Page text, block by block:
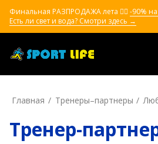
Финальная РАЗПРОДАЖА лета ❤️‍🔥 -90%
Есть ли свет и вода? Смотри здесь →
Главная Тренеры–пapтнepы
Тренер-